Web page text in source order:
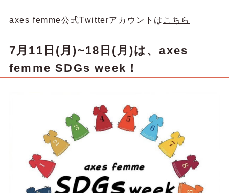
axes femme公式Twitterアカウントは こちら
7月11日(月)~18日(月)は、axes
femme SDGs week！